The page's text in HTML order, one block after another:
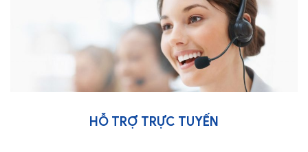
HỖ TRỢ TRỰC TUYẾN